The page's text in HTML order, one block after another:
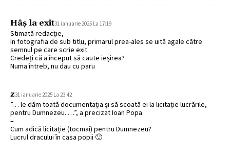
Hâș la exit31 ianuarie 2025 La 17:19
Stimată redacție,
In fotografia de sub titlu, primarul prea-ales se uită agale către
semnul pe care scrie exit.
Credeți că a început să caute ieșirea?
Numa întreb, nu dau cu paru
z31 ianuarie 2025 La 23:42
”… le dăm toată documentația și să scoată ei la licitație lucrările,
pentru Dumnezeu. …”, a precizat Ioan Popa.
–
Cum adică licitație (tocmai) pentru Dumnezeu?
Lucrul dracului în casa popii 🙂